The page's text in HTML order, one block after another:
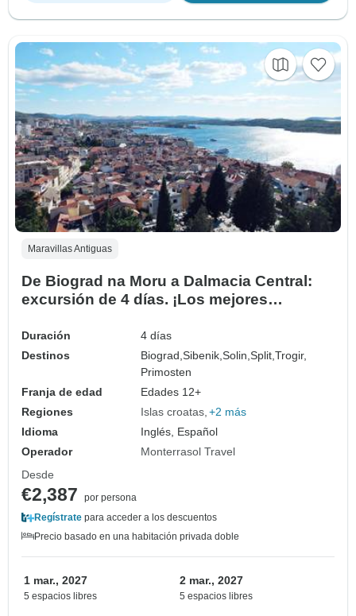
Maravillas Antiguas
De Biograd na Moru a Dalmacia Central:
excursión de 4 días. ¡Los mejores
Split, Trogir, Klis, Salona y mucho más!
Sitios de la UNESCO. Antiguas ciudades
amuralladas. Mucha historia, arquitectura
veneciana y …
Duración
4 días
Destinos
Biograd,Sibenik,Solin,Split,Trogir,
Primosten
Franja de edad
Edades 12+
Regiones
Islas croatas +2 más
Idioma
Inglés, Español
Operador
Monterrasol Travel
Desde
€2,387
por persona
Regístrate para acceder a los descuentos
Precio basado en una habitación privada doble
1 mar., 2027
5 espacios libres
2 mar., 2027
5 espacios libres